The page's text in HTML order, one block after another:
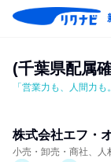
(千葉県配属
「営業力も、人間力
株式会社エフ・
小売・卸売・商社、人